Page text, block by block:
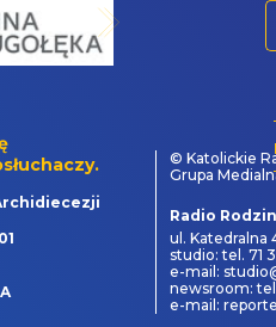
© Katolickie
Grupa
Radio
ul. Katedralna
studio: tel. 71
e-mail:
newsroom:
e-mail: